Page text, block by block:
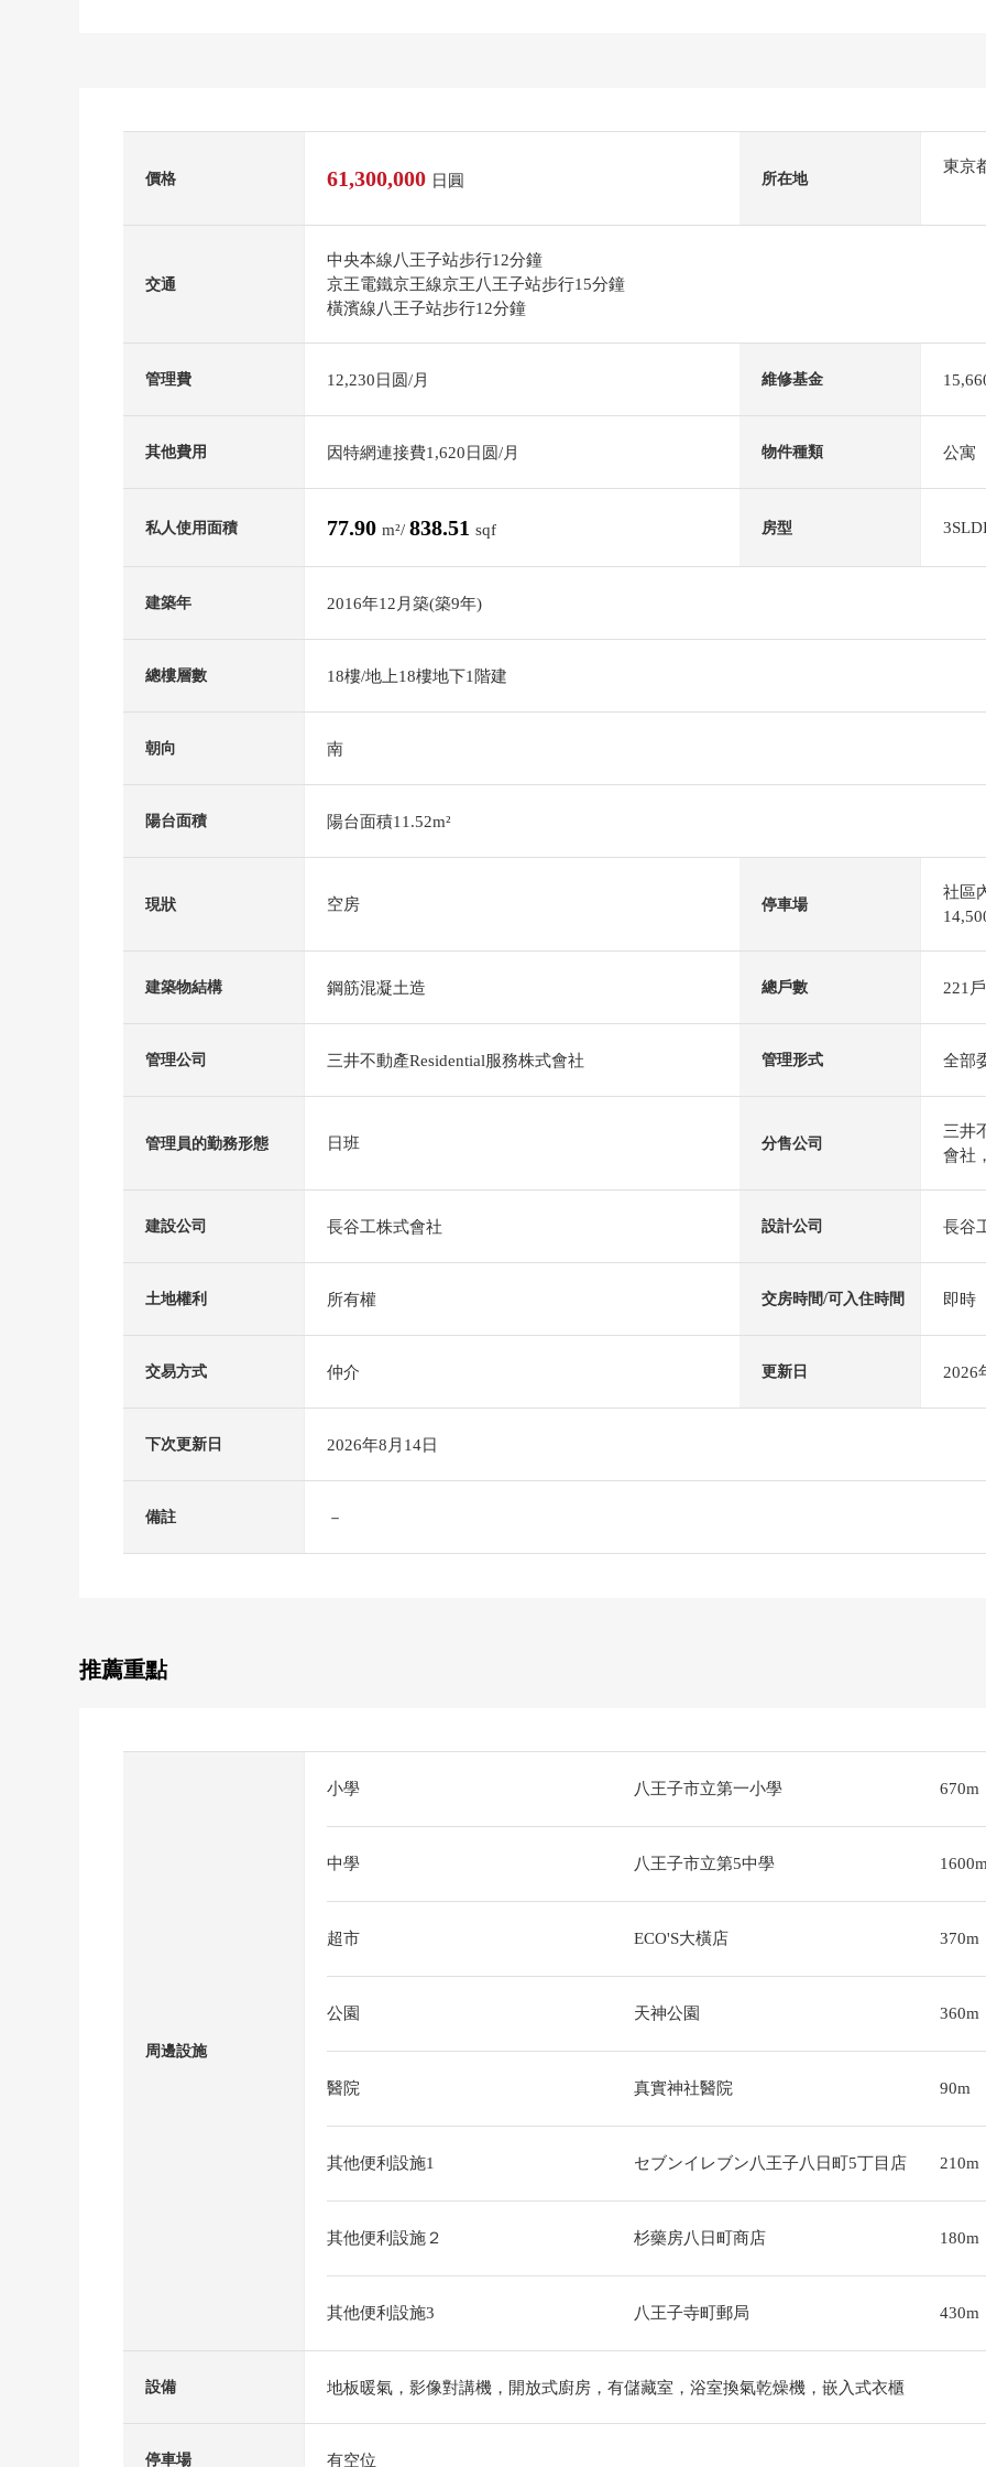
價格 61,300,000 日圓 所在地
東京
交通
中央本線八王子站步行12分鐘
京王電鐵京王線京王八王子站步行15分鐘
橫濱線八王子站步行12分鐘
管理費 12,230日圆/月 維修基金
其他費用 因特網連接費1,620日圆/月 物件種類 公寓
私人使用面積 77.90 m²/ 838.51 sqf 房型
建築年 2016年12月築(築9年)
總樓層數 18樓/地上18樓地下1階建
朝向 南
陽台面積 陽台面積11.52m²
現狀 空房 停車場
社區
建築物結構 鋼筋混凝土造 總戶數 221戶
管理公司 三井不動產Residential服務株式會社 管理形式 全部
管理員的勤務形態 日班 分售公司
三井
會社
建設公司 長谷工株式會社 設計公司 長谷
土地權利 所有權 交房時間/可入住時間 即時
交易方式 仲介 更新日 2026
下次更新日 2026年8月14日
備註 －
推薦重點
周邊設施
小學 八王子市立第一小學 670m
中學 八王子市立第5中學
超市 ECO'S大橫店 370m
公園 天神公園 360m
醫院 真實神社醫院 90m
其他便利設施1 セブンイレブン八王子八日町5丁目店 210m
其他便利設施２ 杉藥房八日町商店 180m
其他便利設施3 八王子寺町郵局 430m
設備 地板暖氣，影像對講機，開放式廚房，有儲藏室，浴室換氣乾燥機，嵌入式衣櫃
停車場 有空位